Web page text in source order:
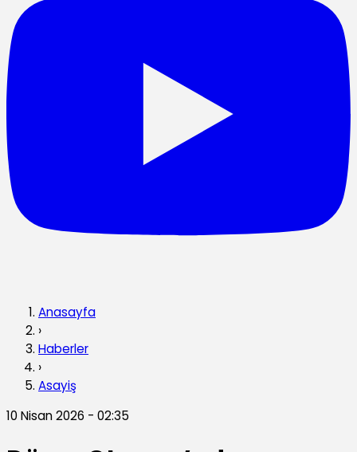
Anasayfa
›
Haberler
›
Asayiş
10 Nisan 2026 - 02:35